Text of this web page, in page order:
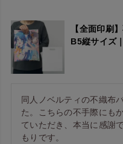
【全面印刷
B5縦サイズ
同人ノベルティの不織布
た。こちらの不手際にも
ていただき、本当に感謝
もりです。